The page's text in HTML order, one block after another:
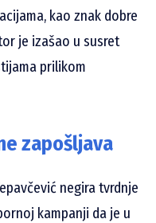
kao znak dobre
je izašao u susret
prilikom
zapošljava
negira tvrdnje
kampanji da je u